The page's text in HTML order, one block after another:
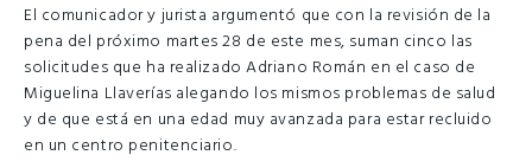
El comunicador y jurista argumentó que con la revisión de la
pena del próximo martes 28 de este mes, suman cinco las
solicitudes que ha realizado Adriano Román en el caso de
Miguelina Llaverías alegando los mismos problemas de salud
y de que está en una edad muy avanzada para estar recluido
en un centro penitenciario.